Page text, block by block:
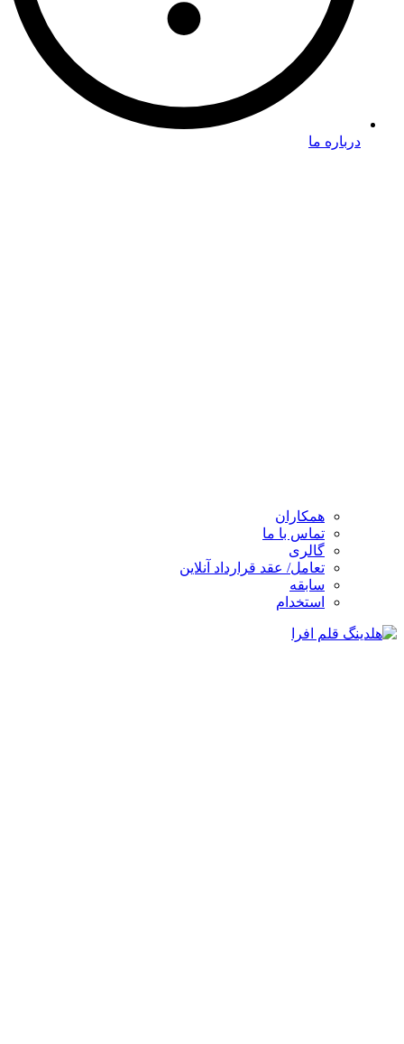
درباره ما
همکاران
تماس با ما
گالری
تعامل/ عقد قرارداد آنلاین
سابقه
استخدام